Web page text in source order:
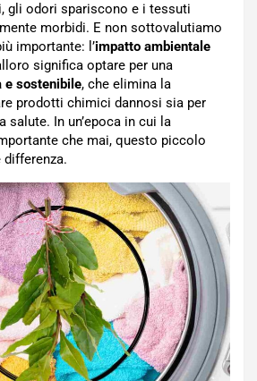
gli odori spariscono e i tessuti
morbidi. E non sottovalutiamo
importante: l’impatto ambientale
significa optare per una
e sostenibile, che elimina la
prodotti chimici dannosi sia per
salute. In un’epoca in cui la
che mai, questo piccolo
differenza.